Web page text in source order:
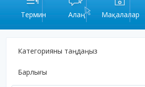
Термин Алаң Мақалалар
Категорияны таңдаңыз
Барлығы